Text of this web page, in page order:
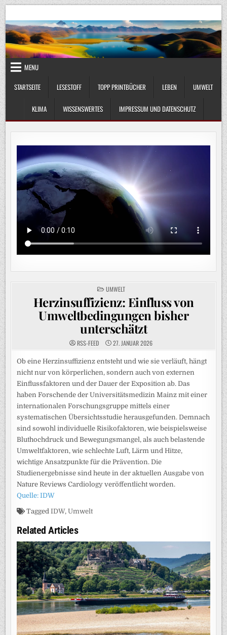
Skip
to
content
UmweltKlima.com
MENU
STARTSEITE
LESESTOFF TOPP PRINTBÜCHER LEBEN UMWELT
KLIMA WISSENSWERTES IMPRESSUM UND DATENSCHUTZ
POSTED
IN
UMWELT
Herzinsuffizienz: Einfluss von
Umweltbedingungen bisher
unterschätzt
RSS-FEED 27. JANUAR 2026
Ob eine Herzinsuffizienz entsteht und wie sie verläuft, hängt
nicht nur von körperlichen, sondern auch von externen
Einflussfaktoren und der Dauer der Exposition ab. Das
haben Forschende der Universitätsmedizin Mainz mit einer
internationalen Forschungsgruppe mittels einer
systematischen Übersichtsstudie herausgefunden. Demnach
sind sowohl individuelle Risikofaktoren, wie beispielsweise
Bluthochdruck und Bewegungsmangel, als auch belastende
Umweltfaktoren, wie schlechte Luft, Lärm und Hitze,
wichtige Ansatzpunkte für die Prävention. Die
Studienergebnisse sind heute in der aktuellen Ausgabe von
Nature Reviews Cardiology veröffentlicht worden.
Quelle: IDW
TaggedIDW,Umwelt
Related Articles